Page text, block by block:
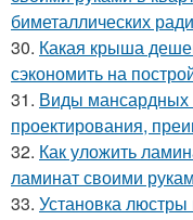
биметаллических
30. Какая крыша
сэкономить на
31. Виды мансардных
проектирования,
32. Как уложить
ламинат своими
33. Установка